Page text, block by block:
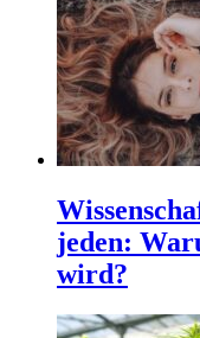
jeden:
wird?